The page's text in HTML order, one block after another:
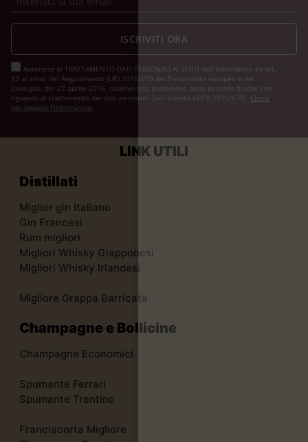
Autorizzo al TRATTAMENTO DATI PERSONALI AI SENSI dell'Informativa ex art.
13 ai sensi del Regolamento (UE) 2016/679 del Parlamento europeo e del
Consiglio, del 27 aprile 2016, relativo alla protezione delle persone fisiche con
riguardo al trattamento dei dati personali (per brevità GDPR 2016/679). Clicca
per leggere l’informativa.
ISCRIVITI ORA
LINK UTILI
Distillati
Miglior gin Italiano
Gin Francesi
Rum migliori
Migliori Whisky Giapponesi
Migliori Whisky Irlandesi
Migliore Grappa Barricata
Champagne e Bollicine
Champagne Economici
Spumante Ferrari
Spumante Trentino
Franciacorta Migliore